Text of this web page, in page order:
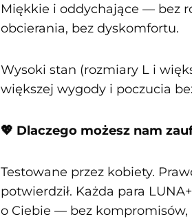
Miękkie i oddychające — bez
obcierania, bez dyskomfortu.
Wysoki stan (rozmiary L i
większej wygody i poczucia
💖 Dlaczego możesz nam
Testowane przez kobiety.
potwierdził. Każda para
o Ciebie — bez kompromisów,